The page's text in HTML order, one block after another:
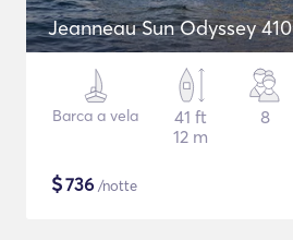
Jeanneau Sun Odyssey 410
Barca a vela
41 ft
12 m
8
$736 /notte